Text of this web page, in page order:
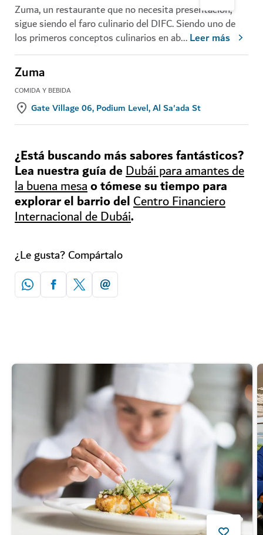
Zuma, un restaurante que no necesita presentación,
sigue siendo el faro culinario del DIFC. Siendo uno de
los primeros conceptos culinarios en ab...Leer más
Zuma
COMIDA Y BEBIDA
Gate Village 06, Podium Level, Al Sa'ada St
¿Está buscando más sabores fantásticos?
Lea nuestra guía deDubái para amantes de
la buena mesao tómese su tiempo para
explorar el barrio delCentro Financiero
Internacional de Dubái.
¿Le gusta? Compártalo